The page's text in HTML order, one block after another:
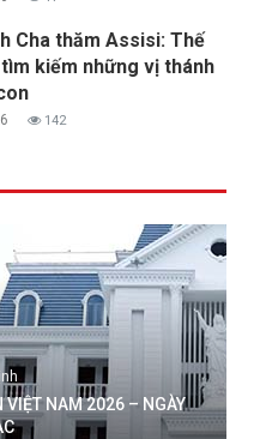
Cha thăm Assisi: Thế
kiếm những vị thánh
142
VIỆT NAM 2026 – NGÀY